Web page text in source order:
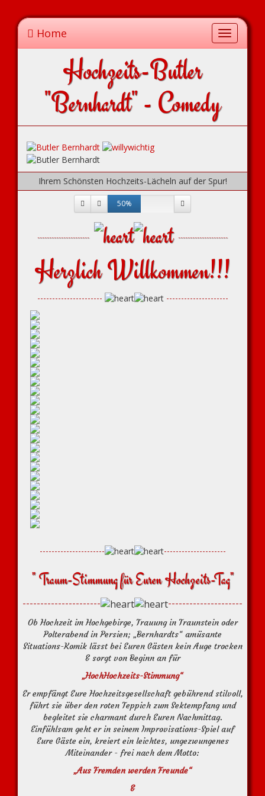
Toggle
navigation
Home
Hochzeits-Butler
"Bernhardt" - Comedy
Ihrem Schönsten Hochzeits-Lächeln auf der Spur!
50%
---------------------- ---------------------
Herzlich Willkommen!!!
---------------------- ---------------------
---------------------- ---------------------
" Traum-Stimmung für Euren Hochzeits-Tag"
---------------------- ---------------------
Ob Hochzeit im Hochgebirge, Trauung in Traunstein oder
Polterabend in Persien; „Bernhardts“ amüsante
Situations-Komik lässt bei Euren Gästen kein Auge trocken
& sorgt von Beginn an für
„HochHochzeits-Stimmung“
Er empfängt Eure Hochzeitsgesellschaft gebührend stilvoll,
führt sie über den roten Teppich zum Sektempfang und
begleitet sie charmant durch Euren Nachmittag.
Einfühlsam geht er in seinem Improvisations-Spiel auf
Eure Gäste ein, kreiert ein leichtes, ungezwungenes
Miteinander - frei nach dem Motto:
„Aus Fremden werden Freunde“
&